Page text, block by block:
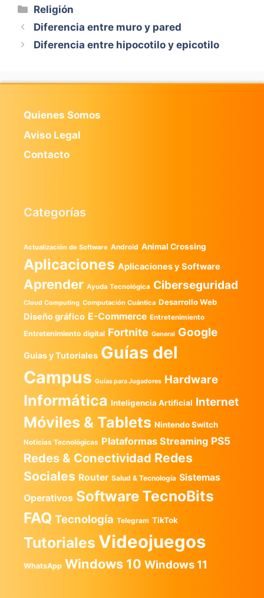
Categorías
Religión
Diferencia entre muro y pared
Diferencia entre hipocotilo y epicotilo
Quienes Somos
Aviso Legal
Contacto
Categorías
Actualización de Software Android Animal Crossing
Aplicaciones Aplicaciones y Software
Aprender Ayuda Tecnológica Ciberseguridad
Cloud Computing Computación Cuántica Desarrollo Web
Diseño gráfico E-Commerce Entretenimiento
Entretenimiento digital Fortnite General Google
Guias y Tutoriales Guías del
Campus Guías para Jugadores Hardware
Informática Inteligencia Artificial Internet
Móviles & Tablets Nintendo Switch
Noticias Tecnológicas Plataformas Streaming PS5
Redes & Conectividad Redes
Sociales Router Salud & Tecnología Sistemas
Operativos SoftwareTecnoBits
FAQ Tecnología Telegram TikTok
Tutoriales Videojuegos
WhatsApp Windows 10 Windows 11